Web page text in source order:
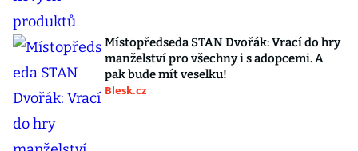
Místopředseda STAN Dvořák: Vrací do hry
manželství pro všechny i s adopcemi. A
pak bude mít veselku!
Blesk.cz